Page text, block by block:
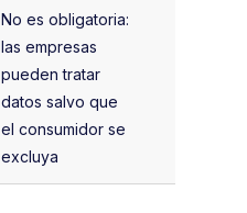
No es obligatoria:
las empresas
pueden tratar
datos salvo que
el consumidor se
excluya